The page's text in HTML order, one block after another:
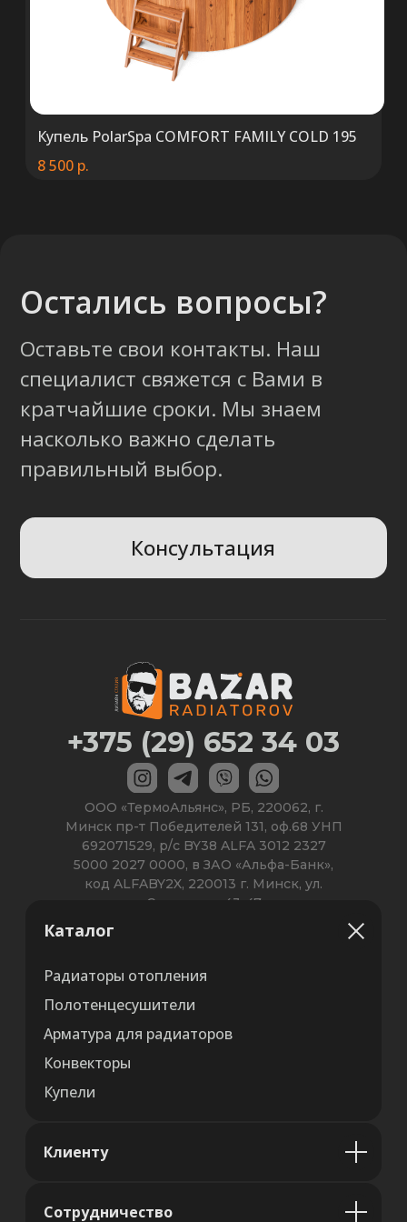
Купель PolarSpa COMFORT FAMILY COLD 195
8 500 р.
Каталог
Радиаторы отопления
Полотенцесушители
Арматура для радиаторов
Конвекторы
Купели
Клиенту
Сотрудничество